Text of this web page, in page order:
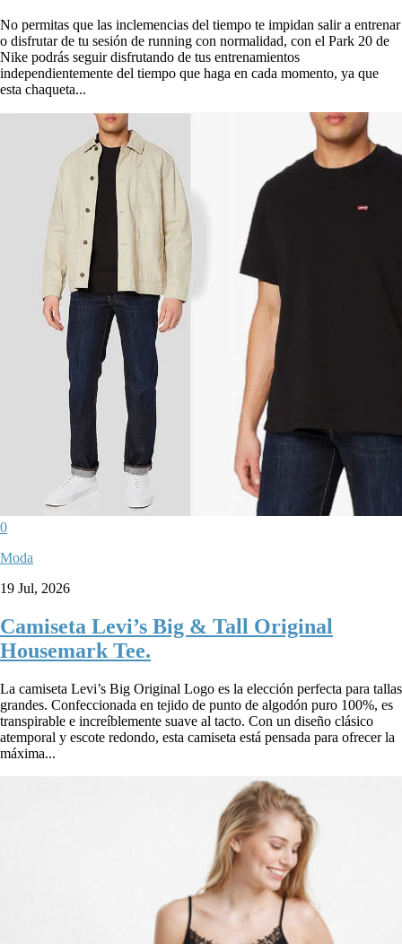
No permitas que las inclemencias del tiempo te impidan salir a entrenar
o disfrutar de tu sesión de running con normalidad, con el Park 20 de
Nike podrás seguir disfrutando de tus entrenamientos
independientemente del tiempo que haga en cada momento, ya que
esta chaqueta...
0
Moda
19 Jul, 2026
Camiseta Levi’s Big & Tall Original
Housemark Tee.
La camiseta Levi’s Big Original Logo es la elección perfecta para tallas
grandes. Confeccionada en tejido de punto de algodón puro 100%, es
transpirable e increíblemente suave al tacto. Con un diseño clásico
atemporal y escote redondo, esta camiseta está pensada para ofrecer la
máxima...